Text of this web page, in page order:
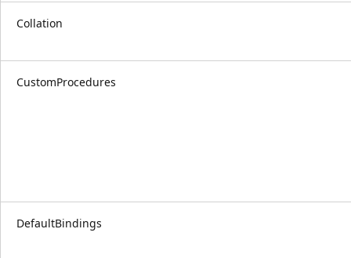
Collation
CustomProcedures
DefaultBindings